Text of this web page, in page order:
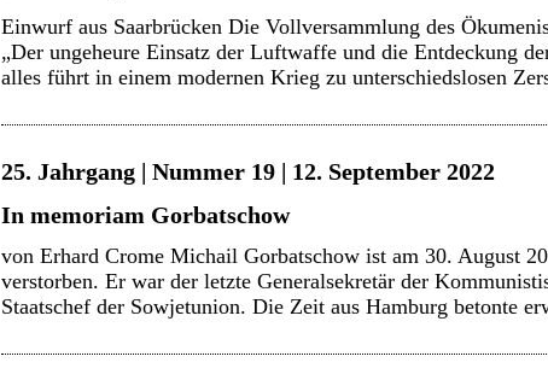
Einwurf aus Saarbrücken Die Vollversammlung des
„Der ungeheure Einsatz der Luftwaffe und die Entdeckung
alles führt in einem modernen Krieg zu unterschiedslosen
25. Jahrgang | Nummer 19 | 12. September 2022
In memoriam Gorbatschow
von Erhard Crome Michail Gorbatschow ist am 30. August
verstorben. Er war der letzte Generalsekretär der
Staatschef der Sowjetunion. Die Zeit aus Hamburg betonte